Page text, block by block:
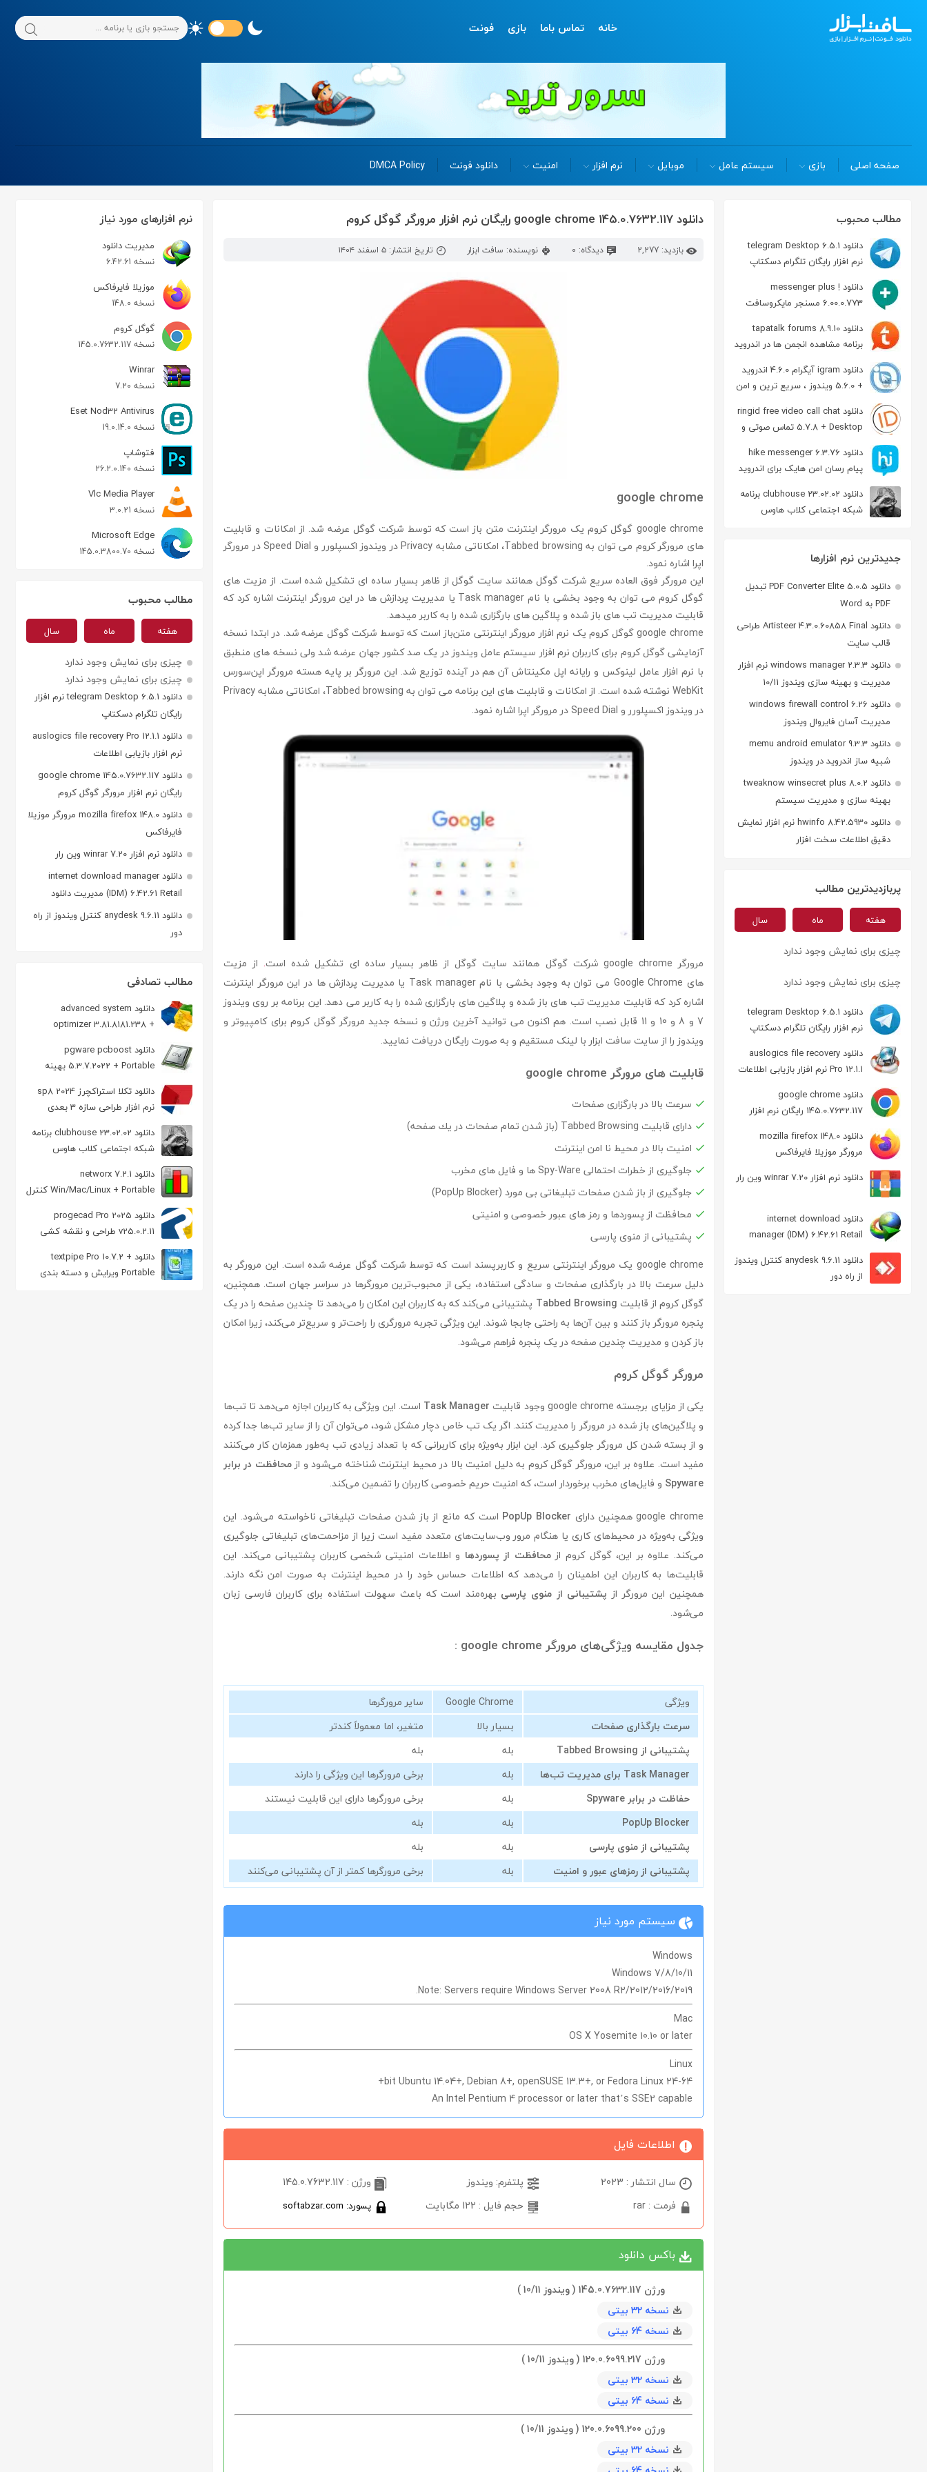
خانه تماس باما بازی فونت
صفحه اصلی بازی سیستم عامل موبایل نرم افزار امنیت دانلود فونت DMCA Policy
مطالب محبوب
دانلود telegram Desktop 6.5.1
نرم افزار رایگان تلگرام دسکتاپ
دانلود messenger plus !
6.00.0.773 مسنجر مایکروسافت
دانلود tapatalk forums 8.9.10
برنامه مشاهده انجمن ها در اندروید
دانلود igram آیگرام 4.6.0 اندروید
+ 5.6.0 ویندوز ، سریع ترین و امن
ترین نسخه تلگرام
دانلود ringid free video call chat
5.7.8 + Desktop تماس صوتی و
تصویری در اندروید
دانلود hike messenger 6.3.76
پیام‌ رسان‌ امن هایک برای اندروید
دانلود clubhouse 23.02.02 برنامه
شبکه اجتماعی کلاب هاوس
جدیدترین نرم افزارها
دانلود PDF Converter Elite 5.0.5 تبدیل
PDF به Word
دانلود Artisteer 4.3.0.60858 Final طراحی
قالب سایت
دانلود windows manager 2.3.3 نرم افزار
مدیریت و بهینه سازی ویندوز 10/11
دانلود windows firewall control 6.26
مدیریت آسان فایروال ویندوز
دانلود memu android emulator 9.3.3
شبیه ساز اندروید در ویندوز
دانلود tweaknow winsecret plus 8.0.2
بهینه سازی و مدیریت سیستم
دانلود hwinfo 8.42.5930 نرم افزار نمایش
دقیق اطلاعات سخت افزار
پربازدیدترین مطالب
هفته ماه سال
چیزی برای نمایش وجود ندارد
چیزی برای نمایش وجود ندارد
دانلود telegram Desktop 6.5.1
نرم افزار رایگان تلگرام دسکتاپ
دانلود auslogics file recovery
Pro 12.1.1 نرم افزار بازیابی اطلاعات
دانلود google chrome
145.0.7632.117 رایگان نرم افزار
مرورگر گوگل کروم
دانلود mozilla firefox 148.0
مرورگر موزیلا فایرفاکس
دانلود نرم افزار winrar 7.20 وین رار
دانلود internet download
manager (IDM) 6.42.61 Retail
مدیریت دانلود
دانلود anydesk 9.6.11 کنترل ویندوز
از راه دور
دانلود google chrome 145.0.7632.117 رایگان نرم افزار مرورگر گوگل کروم
بازدید: 2,277 دیدگاه: 0 نویسنده: سافت ابزار تاریخ انتشار: ۵ اسفند ۱۴۰۴
google chrome
google chrome گوگل کروم یک مرورگر اینترنت متن باز است که توسط شرکت گوگل عرضه شد. از امکانات و قابلیت
های مرورگر کروم می توان به Tabbed browsing، امکاناتی مشابه Privacy در ویندوز اکسپلورر و Speed Dial در مرورگر
اپرا اشاره نمود.
این مرورگر فوق العاده سریع شرکت گوگل همانند سایت گوگل از ظاهر بسیار ساده ای تشکیل شده است. از مزیت های
گوگل کروم می توان به وجود بخشی با نام Task manager یا مدیریت پردازش ها در این مرورگر اینترنت اشاره کرد که
قابلیت مدیریت تب های باز شده و پلاگین های بارگزاری شده را به کاربر میدهد.
google chrome گوگل کروم یک نرم افزار مرورگر اینترنتی متن‌باز است که توسط شرکت گوگل عرضه شد. در ابتدا نسخه
آزمایشی گوگل کروم برای کاربران نرم افزار سیستم عامل ویندوز در یک صد کشور جهان عرضه شد ولی نسخه های منطبق
با نرم افزار عامل لینوکس و رایانه اپل مکینتاش آن هم در آینده توزیع شد. این مرورگر بر پایه هسته مرورگر اپن‌سورس
WebKit نوشته شده است. از امکانات و قابلیت های این برنامه می توان به Tabbed browsing، امکاناتی مشابه Privacy
در ویندوز اکسپلورر و Speed Dial در مرورگر اپرا اشاره نمود.
مرورگر google chrome شرکت گوگل همانند سایت گوگل از ظاهر بسیار ساده ای تشکیل شده است .از مزیت
های Google Chrome می توان به وجود بخشی با نام Task manager یا مدیریت پردازش ها در این مرورگر اینترنت
اشاره کرد که قابلیت مدیریت تب های باز شده و پلاگین های بارگزاری شده را به کاربر می دهد. این برنامه بر روی ویندوز
7 و 8 و 10 و 11 قابل نصب است. هم اکنون می توانید آخرین ورژن و نسخه جدید مرورگر گوگل کروم برای کامپیوتر و
ویندوز را از سایت سافت ابزار با لینک مستقیم و به صورت رایگان دریافت نمایید.
قابلیت های مرورگر google chrome
سرعت بالا در بارگزاری صفحات
دارای قابلیت ‏Tabbed Browsing (باز شدن تمام صفحات در یك صفحه)
امنیت بالا در محیط نا امن اینترنت
جلوگیری از خطرات احتمالی Spy-Ware ها و فایل های مخرب
جلوگیری از باز شدن صفحات تبلیغاتی بی مورد (PopUp Blocker)
محافظت از پسوردها و رمز های عبور خصوصی و امنیتی
پشتیبانی از منوی پارسی
google chrome یک مرورگر اینترنتی سریع و کاربرپسند است که توسط شرکت گوگل عرضه شده است. این مرورگر به
دلیل سرعت بالا در بارگذاری صفحات و سادگی استفاده، یکی از محبوب‌ترین مرورگرها در سراسر جهان است. همچنین،
گوگل کروم از قابلیت Tabbed Browsing پشتیبانی می‌کند که به کاربران این امکان را می‌دهد تا چندین صفحه را در یک
پنجره مرورگر باز کنند و بین آن‌ها به راحتی جابجا شوند. این ویژگی تجربه مرورگری را راحت‌تر و سریع‌تر می‌کند، زیرا امکان
باز کردن و مدیریت چندین صفحه در یک پنجره فراهم می‌شود.
مرورگر گوگل کروم
یکی از مزایای برجسته google chrome وجود قابلیت Task Manager است. این ویژگی به کاربران اجازه می‌دهد تا تب‌ها
و پلاگین‌های باز شده در مرورگر را مدیریت کنند. اگر یک تب خاص دچار مشکل شود، می‌توان آن را از سایر تب‌ها جدا کرده
و از بسته شدن کل مرورگر جلوگیری کرد. این ابزار به‌ویژه برای کاربرانی که با تعداد زیادی تب به‌طور همزمان کار می‌کنند
مفید است. علاوه بر این، مرورگر گوگل کروم به دلیل امنیت بالا در محیط اینترنت شناخته می‌شود و ازمحافظت در برابر
Spyware و فایل‌های مخرب برخوردار است، که امنیت حریم خصوصی کاربران را تضمین می‌کند.
google chrome همچنین دارای
PopUp Blocker است که مانع از باز شدن صفحات تبلیغاتی ناخواسته می‌شود. این
ویژگی به‌ویژه در محیط‌های کاری یا هنگام مرور وب‌سایت‌های متعدد مفید است زیرا از مزاحمت‌های تبلیغاتی جلوگیری
می‌کند. علاوه بر این، گوگل کروم ازمحافظت از پسوردها و اطلاعات امنیتی شخصی کاربران پشتیبانی می‌کند. این
قابلیت‌ها به کاربران این اطمینان را می‌دهد که اطلاعات حساس خود را در محیط اینترنت به صورت امن نگه دارند.
همچنین این مرورگر از پشتیبانی از منوی پارسی بهره‌مند است که باعث سهولت استفاده برای کاربران فارسی زبان
می‌شود.
جدول مقایسه ویژگی‌های مرورگر google chrome :
ویژگی Google Chrome
سایر مرورگرها
سرعت بارگذاری صفحات
بسیار بالا
متغیر، اما معمولاً کندتر
پشتیبانی از Tabbed Browsing
بله
بله
Task Manager برای مدیریت تب‌ها
بله
برخی مرورگرها این ویژگی را دارند
حفاظت در برابر Spyware
بله
برخی مرورگرها دارای این قابلیت نیستند
PopUp Blocker
بله
بله
پشتیبانی از منوی پارسی
بله
بله
پشتیبانی از رمزهای عبور و امنیت
بله برخی مرورگرها کمتر از آن پشتیبانی می‌کنند
سیستم مورد نیاز
Windows
Windows 7/8/10/11
Note: Servers require Windows Server 2008 R2/2012/2016/2019.
Mac
OS X Yosemite 10.10 or later
Linux
64-bit Ubuntu 14.04+, Debian 8+, openSUSE 13.3+, or Fedora Linux 24+
An Intel Pentium 4 processor or later that’s SSE2 capable
اطلاعات فایل
سال انتشار : 2023 پلتفرم: ویندوز
ورژن : 145.0.7632.117
فرمت : rar
حجم فایل : 122 مگابایت پسورد: softabzar.com
باکس دانلود
ورژن 145.0.7632.117 ( ویندوز 10/11 )
نسخه 32 بیتی
نسخه 64 بیتی
ورژن 120.0.6099.217 ( ویندوز 10/11 )
نسخه 32 بیتی
نسخه 64 بیتی
ورژن 120.0.6099.200 ( ویندوز 10/11 )
نسخه 32 بیتی
نرم افزارهای مورد نیاز
مدیریت دانلود
نسخه 6.42.61
موزیلا فایرفاکس
نسخه 148.0
گوگل کروم
نسخه 145.0.7632.117
Winrar
نسخه 7.20
Eset Nod32 Antivirus
نسخه 19.0.14.0
فتوشاپ
نسخه 26.2.0.140
Vlc Media Player
نسخه 3.0.21
Microsoft Edge
نسخه 145.0.3800.70
مطالب محبوب
هفته ماه سال
چیزی برای نمایش وجود ندارد
چیزی برای نمایش وجود ندارد
دانلود telegram Desktop 6.5.1 نرم افزار
رایگان تلگرام دسکتاپ
دانلود auslogics file recovery Pro 12.1.1
نرم افزار بازیابی اطلاعات
دانلود google chrome 145.0.7632.117
رایگان نرم افزار مرورگر گوگل کروم
دانلود mozilla firefox 148.0 مرورگر موزیلا
فایرفاکس
دانلود نرم افزار winrar 7.20 وین رار
دانلود internet download manager
(IDM) 6.42.61 Retail مدیریت دانلود
دانلود anydesk 9.6.11 کنترل ویندوز از راه
دور
مطالب تصادفی
دانلود advanced system
optimizer 3.81.8181.238 +
دانلود pgware pcboost
5.3.7.2022 + Portable بهینه
سازی سرعت ویندوز
دانلود تکلا استراکچرز 2024 sp8
نرم افزار طراحی سازه 3 بعدی
دانلود clubhouse 23.02.02 برنامه
شبکه اجتماعی کلاب هاوس
اندروید
دانلود networx 7.2.1
Win/Mac/Linux + Portable كنترل
مصرف اينترنت
دانلود progecad Pro 2025
v25.0.2.11 طراحی و نقشه کشی
دانلود textpipe Pro 10.7.2 +
Portable ویرایش و دسته بندی